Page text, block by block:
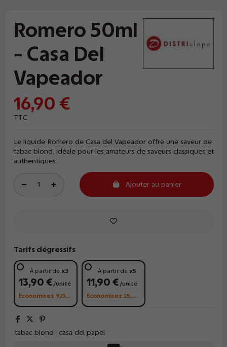
Romero 50ml
- Casa Del
Vapeador
16,90 €
TTC
Le liquide Romero de Casa del Vapeador offre une saveur de
tabac blond, idéale pour les amateurs de saveurs classiques et
authentiques.
Ajouter au panier
Tarifs dégressifs
À partir de x3
13,90 € /unité
Économisez 9,00 €
À partir de x5
11,90 € /unité
Économisez 25,00 €
tabac blond casa del papel